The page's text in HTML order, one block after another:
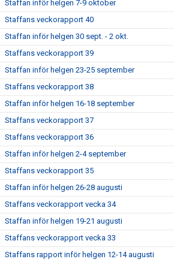
Staffan inför helgen 7-9 oktober
Staffans veckorapport 40
Staffan inför helgen 30 sept. - 2 okt.
Staffans veckorapport 39
Staffan inför helgen 23-25 september
Staffans veckorapport 38
Staffan inför helgen 16-18 september
Staffans veckorapport 37
Staffans veckorapport 36
Staffan inför helgen 2-4 september
Staffans veckorapport 35
Staffan inför helgen 26-28 augusti
Staffans veckorapport vecka 34
Staffan inför helgen 19-21 augusti
Staffans veckorapport vecka 33
Staffans rapport inför helgen 12-14 augusti